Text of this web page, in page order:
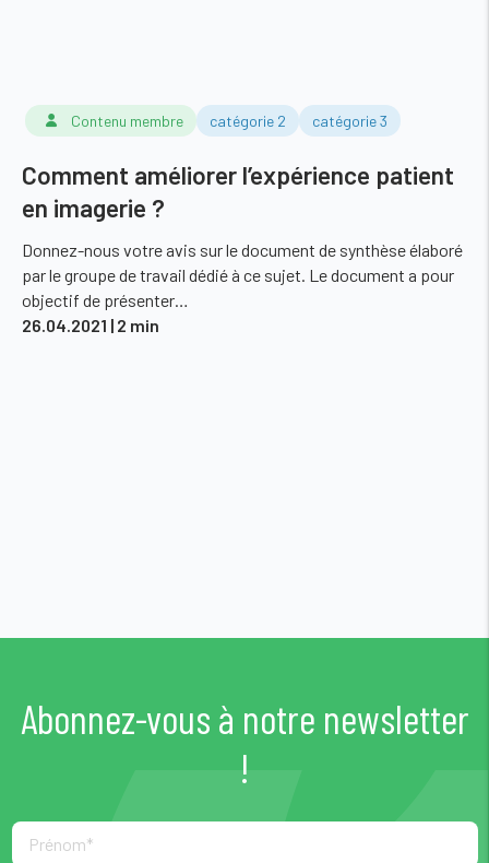
Contenu membre catégorie 2 catégorie 3
Comment améliorer l’expérience patient
en imagerie ?
Donnez-nous votre avis sur le document de synthèse élaboré
par le groupe de travail dédié à ce sujet. Le document a pour
objectif de présenter…
26.04.2021 | 2 min
Abonnez-vous à notre newsletter
!